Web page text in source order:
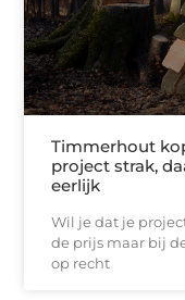
Timmerhout
project strak,
eerlijk
Wil je dat je
de prijs maar bij
op recht